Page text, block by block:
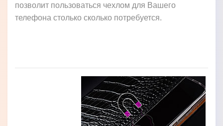
позволит пользоваться чехлом для Вашего
телефона столько сколько потребуется.